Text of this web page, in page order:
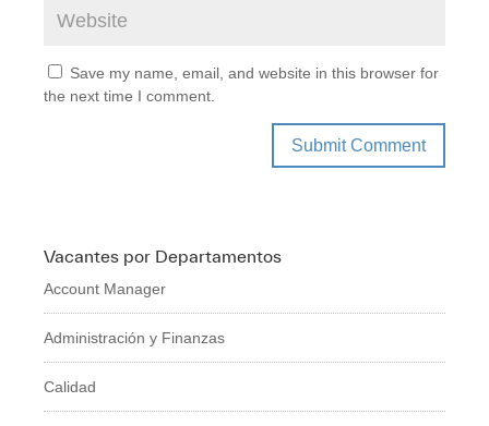
Save my name, email, and website in this browser for
the next time I comment.
Vacantes por Departamentos
Account Manager
Administración y Finanzas
Calidad